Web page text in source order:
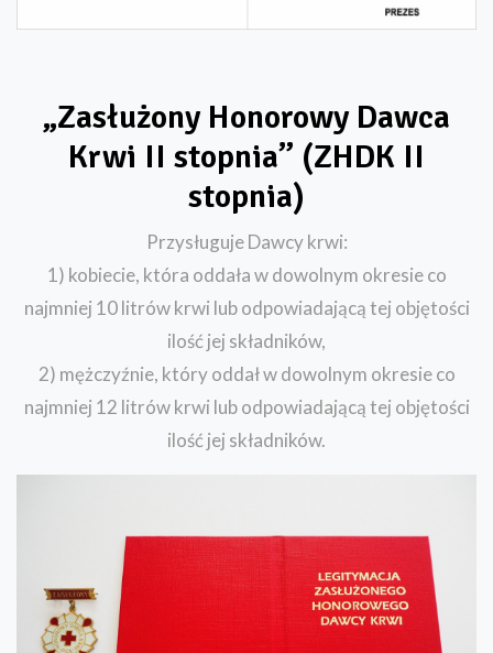
„Zasłużony Honorowy Dawca
Krwi II stopnia” (ZHDK II
stopnia)
Przysługuje Dawcy krwi:
1) kobiecie, która oddała w dowolnym okresie co
najmniej 10 litrów krwi lub odpowiadającą tej objętości
ilość jej składników,
2) mężczyźnie, który oddał w dowolnym okresie co
najmniej 12 litrów krwi lub odpowiadającą tej objętości
ilość jej składników.